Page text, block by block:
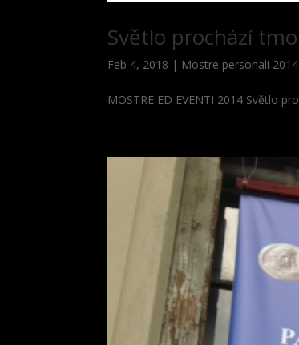
Světlo prochází
Feb 4, 2018 | Mostre personali 2014
MOSTRE ED EVENTI 2014 Světlo